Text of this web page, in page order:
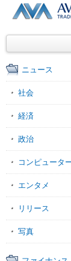
ニュース
社会
経済
政治
コンピュータ
エンタメ
リリース
写真